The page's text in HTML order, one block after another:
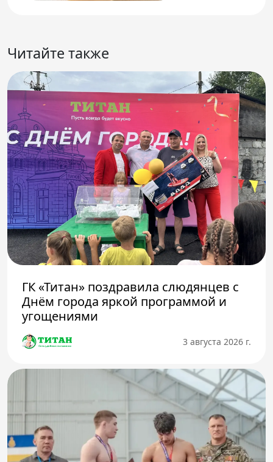
Читайте также
ГК «Титан» поздравила слюдянцев с
Днём города яркой программой и
угощениями
3 августа 2026 г.